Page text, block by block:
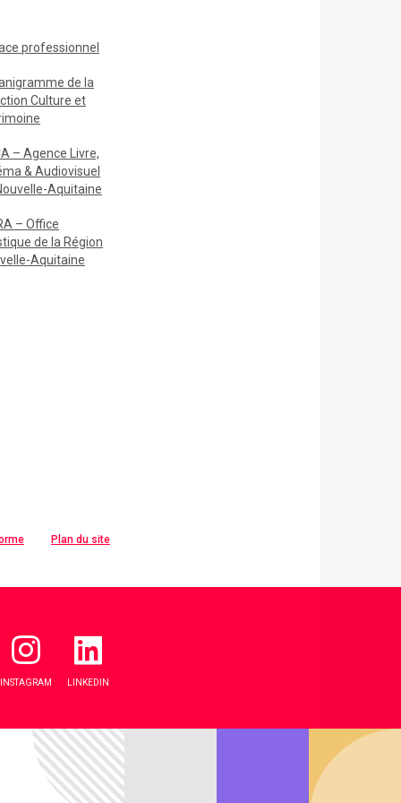
professionnel
de la
Culture et
– Agence Livre,
& Audiovisuel
Aquitaine
– Office
de la Région
Aquitaine
Plan du site
INSTAGRAM LINKEDIN